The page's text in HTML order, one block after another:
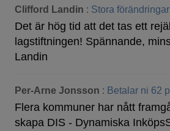
Clifford Landin : Stora
Det är hög tid att det tas ett
lagstiftningen! Spännande,
Landin
Per-Arne Jonsson : Betalar ni 62
Flera kommuner har nått
skapa DIS - Dynamiska